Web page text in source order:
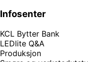
Infosenter
KCL Bytter Bank
LEDlite Q&A
Produksjon